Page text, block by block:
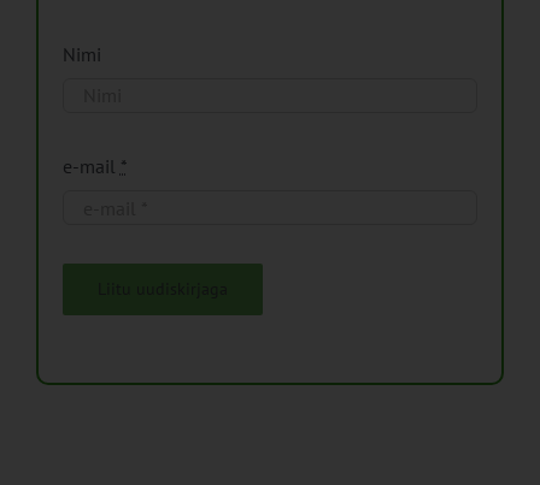
Nimi
e-mail *